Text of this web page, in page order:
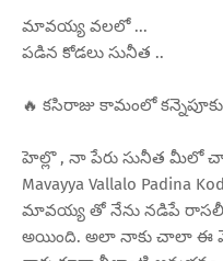
మావయ్య వలలో ...
పడిన కోడలు సునీత ..
🔥 కసిరాజు కామంలో
హెల్లొ , నా పేరు సునీత మీలో
Mavayya Vallalo Padina
మావయ్య తో నేను నడిపే
అయింది. అలా నాకు చాలా ఈ